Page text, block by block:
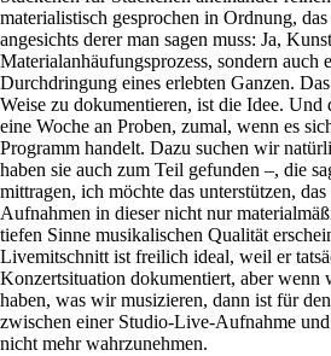
materialistisch gesprochen in Ordnung, das
angesichts derer man sagen muss: Ja,
Materialanhäufungsprozess, sondern auch
Durchdringung eines erlebten Ganzen.
Weise zu dokumentieren, ist die Idee. Und
eine Woche an Proben, zumal, wenn es
Programm handelt. Dazu suchen wir
haben sie auch zum Teil gefunden –, die
mittragen, ich möchte das unterstützen,
Aufnahmen in dieser nicht nur
tiefen Sinne musikalischen Qualität
Livemitschnitt ist freilich ideal, weil er
Konzertsituation dokumentiert, aber wenn
haben, was wir musizieren, dann ist für
zwischen einer Studio-Live-Aufnahme
nicht mehr wahrzunehmen.